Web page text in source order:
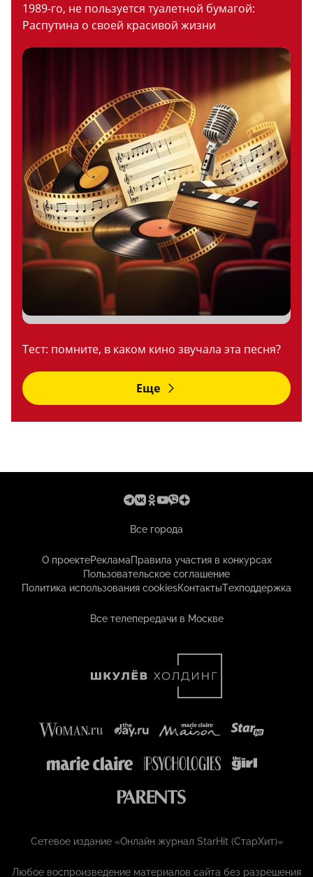
1989-го, не пользуется туалетной бумагой:
Распутина о своей красивой жизни
Тест: помните, в каком кино звучала эта песня?
Еще
Все города
О проектеРекламаПравила участия в конкурсах
Пользовательское соглашение
Политика использования cookiesКонтактыТехподдержка
Все телепередачи в Москве
Сетевое издание «Онлайн журнал StarHit (СтарХит)»
Любое воспроизведение материалов сайта без разрешения